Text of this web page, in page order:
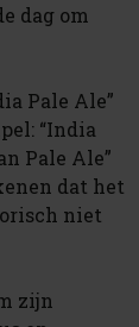
dag om
Pale Ale”
“India
Pale Ale”
dat het
niet
zijn